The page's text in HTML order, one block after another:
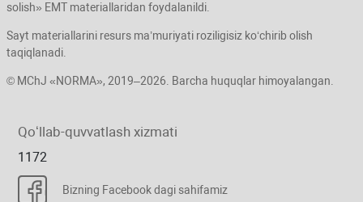
solish» EMT materiallaridan foydalanildi.
Sayt materiallarini resurs ma’muriyati roziligisiz koʻchirib olish
taqiqlanadi.
© MChJ «NORMA», 2019–2026. Barcha huquqlar himoyalangan.
Qoʻllab-quvvatlash хizmati
1172
Bizning Facebook dagi sahifamiz